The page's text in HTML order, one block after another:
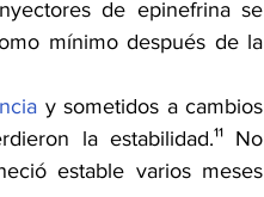
de epinefrina se
mínimo después de la
y sometidos a cambios
la estabilidad.¹¹ No
estable varios meses